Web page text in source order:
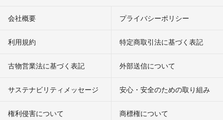
会社概要 プライバシーポリシー
利用規約 特定商取引法に基づく表記
古物営業法に基づく表記 外部送信について
サステナビリティメッセージ 安心・安全のための取り組み
権利侵害について
商標権について